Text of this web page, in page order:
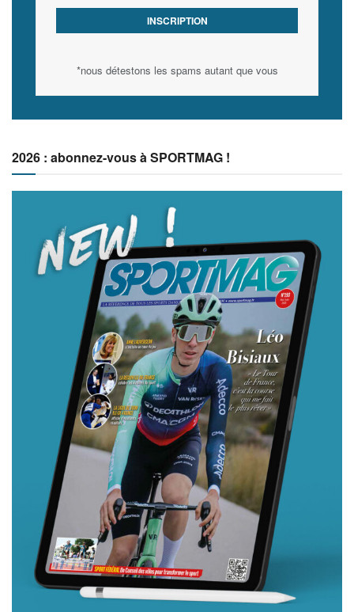
*nous détestons les spams autant que vous
2026 : abonnez-vous à SPORTMAG !